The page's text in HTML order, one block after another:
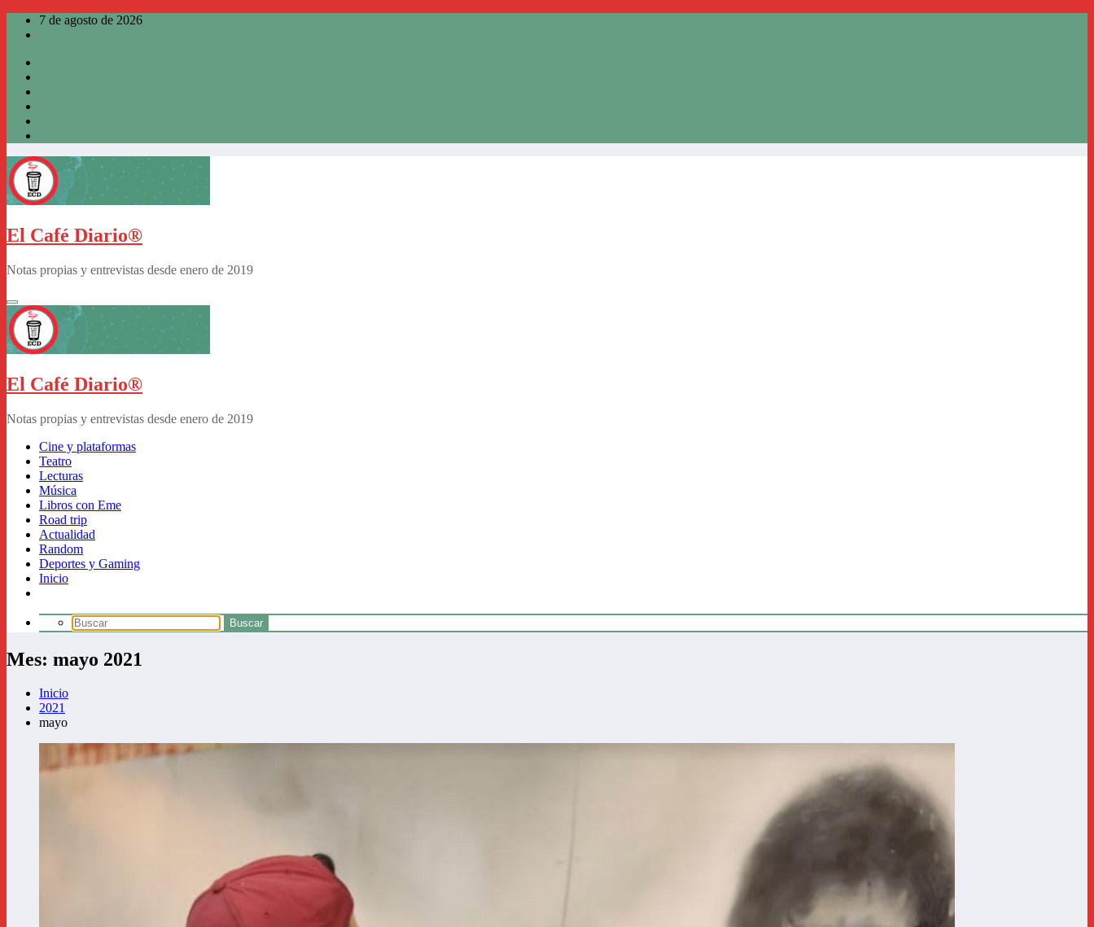
Saltar
7 de agosto de 2026
El Café Diario®
Notas propias y entrevistas desde enero de 2019
El Café Diario®
Notas propias y entrevistas desde enero de 2019
Cine y plataformas
Teatro
Lecturas
Música
Libros con Eme
Road trip
Actualidad
Random
Deportes y Gaming
Inicio
Mes: mayo 2021
Inicio
2021
mayo